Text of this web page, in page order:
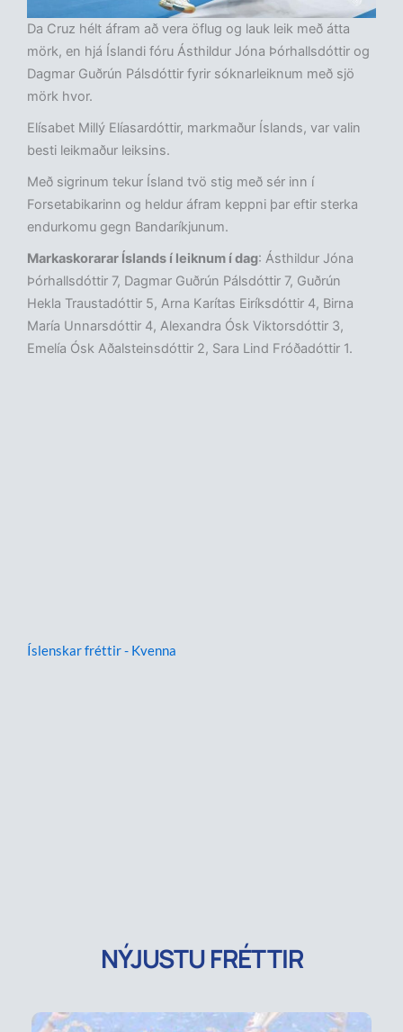
Da Cruz hélt áfram að vera öflug og lauk leik með átta
mörk, en hjá Íslandi fóru Ásthildur Jóna Þórhallsdóttir og
Dagmar Guðrún Pálsdóttir fyrir sóknarleiknum með sjö
mörk hvor.
Elísabet Millý Elíasardóttir, markmaður Íslands, var valin
besti leikmaður leiksins.
Með sigrinum tekur Ísland tvö stig með sér inn í
Forsetabikarinn og heldur áfram keppni þar eftir sterka
endurkomu gegn Bandaríkjunum.
Markaskorarar Íslands í leiknum í dag: Ásthildur Jóna
Þórhallsdóttir 7, Dagmar Guðrún Pálsdóttir 7, Guðrún
Hekla Traustadóttir 5, Arna Karítas Eiríksdóttir 4, Birna
María Unnarsdóttir 4, Alexandra Ósk Viktorsdóttir 3,
Emelía Ósk Aðalsteinsdóttir 2, Sara Lind Fróðadóttir 1.
Íslenskar fréttir - Kvenna
NÝJUSTU FRÉTTIR